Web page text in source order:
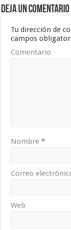
Deja un comentario
Tu dirección de
campos
Comentario
Nombre*
Correo
Web